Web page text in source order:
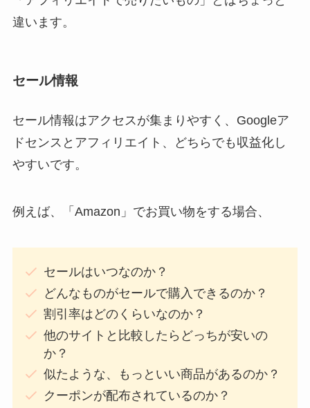
違います。
セール情報
セール情報はアクセスが集まりやすく、Googleア
ドセンスとアフィリエイト、どちらでも収益化し
やすいです。
例えば、「Amazon」でお買い物をする場合、
セールはいつなのか？
どんなものがセールで購入できるのか？
割引率はどのくらいなのか？
他のサイトと比較したらどっちが安いの
か？
似たような、もっといい商品があるのか？
クーポンが配布されているのか？